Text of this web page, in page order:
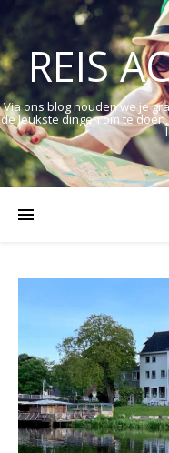
REIS
Via ons blog houden we je
de leukste dingen om te